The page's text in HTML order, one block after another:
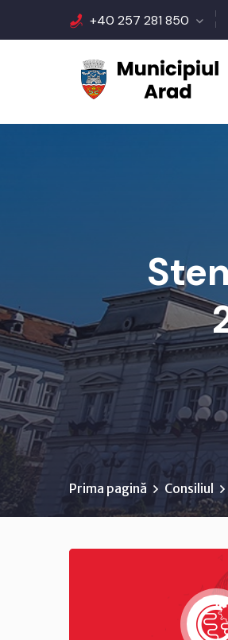
+40 257 281 850
Prima pagină Consiliul